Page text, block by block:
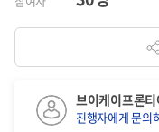
브이케이프론
진행자에게 문의